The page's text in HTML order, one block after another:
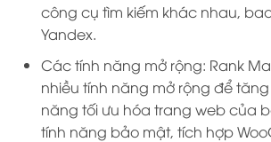
công cụ tìm kiếm khác nhau,
Yandex.
Các tính năng mở rộng: Rank
nhiều tính năng mở rộng để
năng tối ưu hóa trang web của
tính năng bảo mật, tích hợp